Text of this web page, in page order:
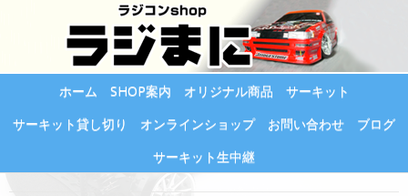
ホーム SHOP案内 オリジナル商品
サーキット
サーキット貸し切り
オンラインショップ お問い合わせ
ブログ
サーキット生中継